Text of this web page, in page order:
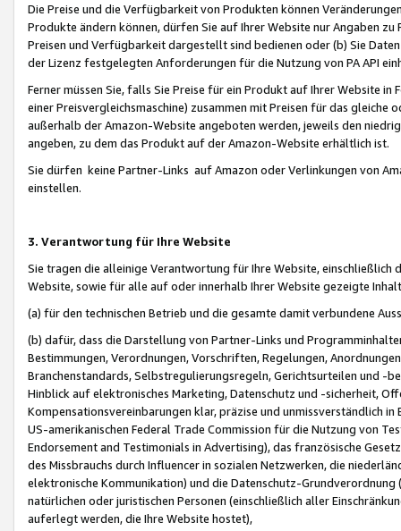
Die Preise und die Verfügbarkeit von Produkten können
Produkte ändern können, dürfen Sie auf Ihrer Website nur Angaben
Preisen und Verfügbarkeit dargestellt sind bedienen oder (b) Sie
der Lizenz festgelegten Anforderungen für die Nutzung von PA API
Ferner müssen Sie, falls Sie Preise für ein Produkt auf Ihrer Website
einer Preisvergleichsmaschine) zusammen mit Preisen für das
außerhalb der Amazon-Website angeboten werden, jeweils den
angeben, zu dem das Produkt auf der Amazon-Website erhältlich ist.
Sie dürfen keine Partner-Links auf Amazon oder Verlinkungen von
einstellen.
3. Verantwortung für Ihre Website
Sie tragen die alleinige Verantwortung für Ihre Website,
Website, sowie für alle auf oder innerhalb Ihrer Website gezeigte
(a) für den technischen Betrieb und die gesamte damit verbundene
(b) dafür, dass die Darstellung von Partner-Links und
Bestimmungen, Verordnungen, Vorschriften, Regelungen,
Branchenstandards, Selbstregulierungsregeln, Gerichtsurteilen und -
Hinblick auf elektronisches Marketing, Datenschutz und -sicherheit,
Kompensationsvereinbarungen klar, präzise und unmissverständlich
US-amerikanischen Federal Trade Commission für die Nutzung von
Endorsement and Testimonials in Advertising), das französische
des Missbrauchs durch Influencer in sozialen Netzwerken, die
elektronische Kommunikation) und die Datenschutz-
natürlichen oder juristischen Personen (einschließlich aller
auferlegt werden, die Ihre Website hostet),